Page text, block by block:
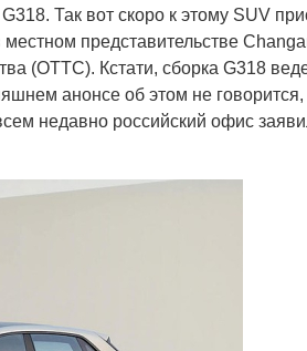
Так вот скоро к этому SUV
представительстве
(ОТТС). Кстати, сборка G318
анонсе об этом не
недавно российский офис